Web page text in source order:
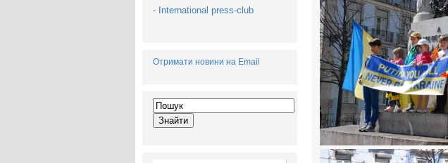
- International press-club
Отримати новини на Email